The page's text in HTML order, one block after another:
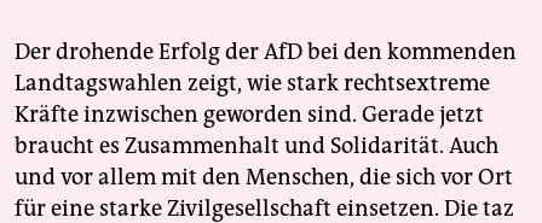
Der drohende Erfolg der AfD bei den kommenden
Landtagswahlen zeigt, wie stark rechtsextreme
Kräfte inzwischen geworden sind. Gerade jetzt
braucht es Zusammenhalt und Solidarität. Auch
und vor allem mit den Menschen, die sich vor Ort
für eine starke Zivilgesellschaft einsetzen. Die taz